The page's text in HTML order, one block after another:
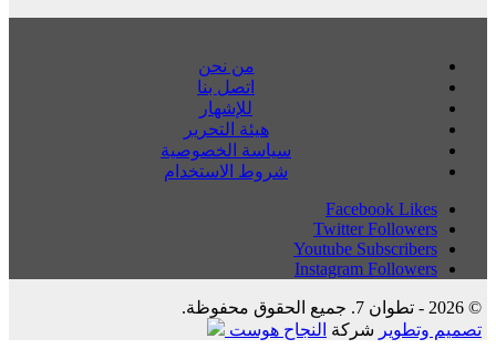
من نحن
اتصل بنا
للإشهار
هيئة التحرير
سياسة الخصوصية
شروط الاستخدام
Facebook Likes
Twitter Followers
Youtube Subscribers
Instagram Followers
© 2026 - تطوان 7. جميع الحقوق محفوظة.
تصميم وتطوير شركة النجاح هوست